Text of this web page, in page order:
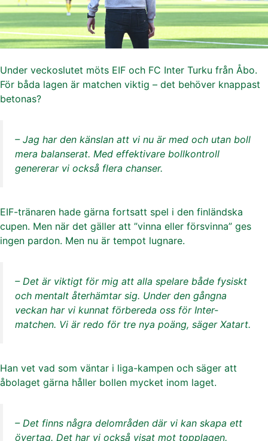
Under veckoslutet möts EIF och FC Inter Turku från Åbo.
För båda lagen är matchen viktig – det behöver knappast
betonas?
– Jag har den känslan att vi nu är med och utan boll
mera balanserat. Med effektivare bollkontroll
genererar vi också flera chanser.
EIF-tränaren hade gärna fortsatt spel i den finländska
cupen. Men när det gäller att ”vinna eller försvinna” ges
ingen pardon. Men nu är tempot lugnare.
– Det är viktigt för mig att alla spelare både fysiskt
och mentalt återhämtar sig. Under den gångna
veckan har vi kunnat förbereda oss för Inter-
matchen. Vi är redo för tre nya poäng, säger Xatart.
Han vet vad som väntar i liga-kampen och säger att
åbolaget gärna håller bollen mycket inom laget.
– Det finns några delområden där vi kan skapa ett
övertag. Det har vi också visat mot topplagen.